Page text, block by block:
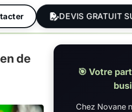
DEVIS GRATUIT
de
🎯 Votre
Chez Novane